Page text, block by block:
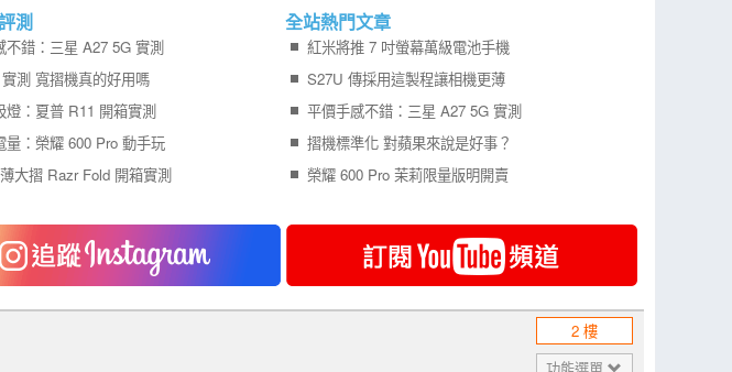
測
不錯：三星 A27 5G 實測
測 寬摺機真的好用嗎
燈：夏普 R11 開箱實測
量：榮耀 600 Pro 動手玩
大摺 Razr Fold 開箱實測
全站熱門文章
紅米將推 7 吋螢幕萬級電池手機
S27U 傳採用這製程讓相機更薄
平價手感不錯：三星 A27 5G 實測
摺機標準化 對蘋果來說是好事？
榮耀 600 Pro 茉莉限量版明開賣
2 樓